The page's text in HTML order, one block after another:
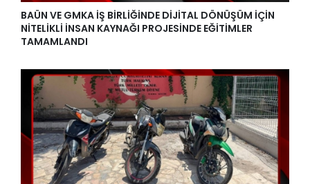
BAÜN VE GMKA İŞ BİRLİĞİNDE DİJİTAL DÖNÜŞÜM İÇİN
NİTELİKLİ İNSAN KAYNAĞI PROJESİNDE EĞİTİMLER
TAMAMLANDI